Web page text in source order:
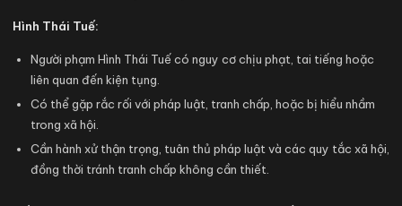
Hình Thái Tuế:
Người phạm Hình Thái Tuế có nguy cơ chịu phạt, tai tiếng hoặc
liên quan đến kiện tụng.
Có thể gặp rắc rối với pháp luật, tranh chấp, hoặc bị hiểu nhầm
trong xã hội.
Cần hành xử thận trọng, tuân thủ pháp luật và các quy tắc xã hội,
đồng thời tránh tranh chấp không cần thiết.